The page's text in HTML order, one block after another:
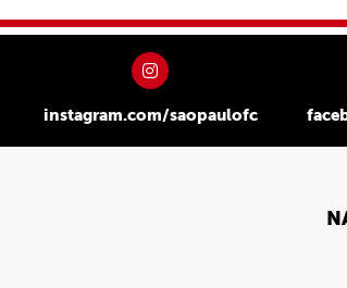
instagram.com/saopaulofc